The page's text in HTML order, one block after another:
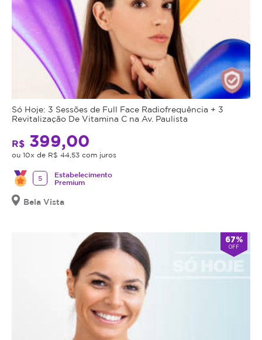
Só Hoje: 3 Sessões de Full Face Radiofrequência + 3
Revitalização De Vitamina C na Av. Paulista
R$ 399,00
ou 10x de R$ 44,53 com juros
5
Estabelecimento
Premium
Bela Vista
67%
OFF